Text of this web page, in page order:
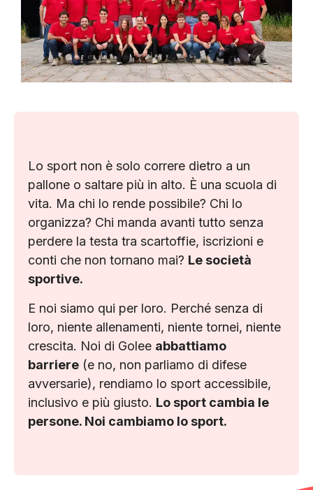
Lo sport non è solo correre dietro a un
pallone o saltare più in alto. È una scuola di
vita. Ma chi lo rende possibile? Chi lo
organizza? Chi manda avanti tutto senza
perdere la testa tra scartoffie, iscrizioni e
conti che non tornano mai? Le società
sportive.
E noi siamo qui per loro. Perché senza di
loro, niente allenamenti, niente tornei, niente
crescita. Noi di Golee abbattiamo
barriere (e no, non parliamo di difese
avversarie), rendiamo lo sport accessibile,
inclusivo e più giusto. Lo sport cambia le
persone. Noi cambiamo lo sport.